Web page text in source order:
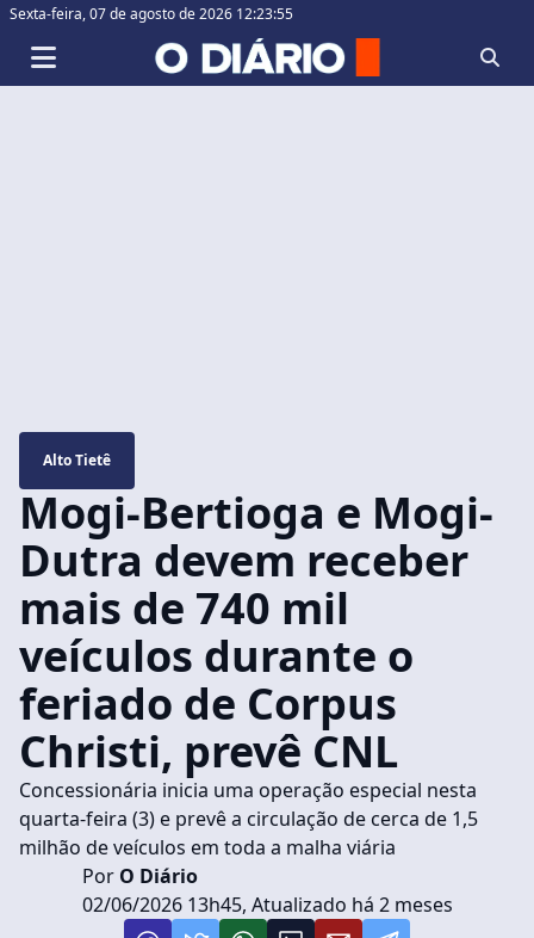
Sexta-feira,07 de agosto de 2026 12:23:56
Alto Tietê
Mogi-Bertioga e Mogi-
Dutra devem receber
mais de 740 mil
veículos durante o
feriado de Corpus
Christi, prevê CNL
Concessionária inicia uma operação especial nesta
quarta-feira (3) e prevê a circulação de cerca de 1,5
milhão de veículos em toda a malha viária
PorO Diário
02/06/2026 13h45, Atualizado há 2 meses